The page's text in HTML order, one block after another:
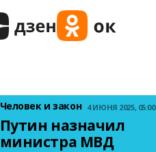
Человек и закон 4 ИЮНЯ 2025, 05:00
Путин назначил
министра МВД